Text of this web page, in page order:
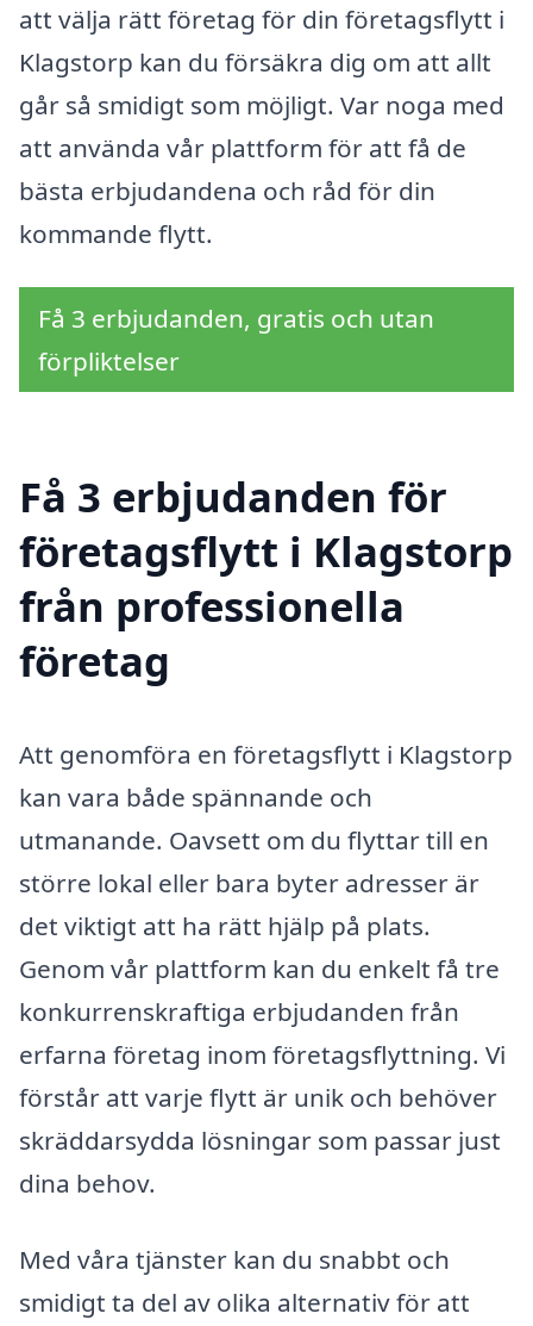
att välja rätt företag för din företagsflytt i
Klagstorp kan du försäkra dig om att allt
går så smidigt som möjligt. Var noga med
att använda vår plattform för att få de
bästa erbjudandena och råd för din
kommande flytt.
Få 3 erbjudanden, gratis och utan
förpliktelser
Få 3 erbjudanden för
företagsflytt i Klagstorp
från professionella
företag
Att genomföra en företagsflytt i Klagstorp
kan vara både spännande och
utmanande. Oavsett om du flyttar till en
större lokal eller bara byter adresser är
det viktigt att ha rätt hjälp på plats.
Genom vår plattform kan du enkelt få tre
konkurrenskraftiga erbjudanden från
erfarna företag inom företagsflyttning. Vi
förstår att varje flytt är unik och behöver
skräddarsydda lösningar som passar just
dina behov.
Med våra tjänster kan du snabbt och
smidigt ta del av olika alternativ för att